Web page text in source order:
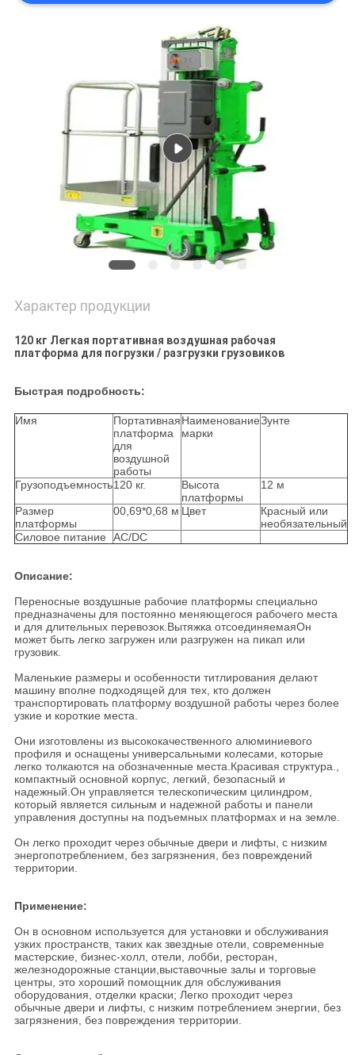
КОНФИДЕНЦИАЛЬНОСТИ
Характер продукции
120 кг Легкая портативная воздушная рабочая
платформа для погрузки / разгрузки грузовиков
Быстрая подробность:
Имя
Портативная
платформа
для
воздушной
работы
Наименование
марки
Зунте
Грузоподъемность120 кг.
Высота
платформы
12 м
Размер
платформы
00,69*0,68 м Цвет
Красный или
необязательный
Силовое питание
AC/DC
Описание:
Переносные воздушные рабочие платформы специально
предназначены для постоянно меняющегося рабочего места
и для длительных перевозок.Вытяжка отсоединяемаяОн
может быть легко загружен или разгружен на пикап или
грузовик.
Маленькие размеры и особенности титлирования делают
машину вполне подходящей для тех, кто должен
транспортировать платформу воздушной работы через более
узкие и короткие места.
Они изготовлены из высококачественного алюминиевого
профиля и оснащены универсальными колесами, которые
легко толкаются на обозначенные места.Красивая структура.,
компактный основной корпус, легкий, безопасный и
надежный.Он управляется телескопическим цилиндром,
который является сильным и надежной работы и панели
управления доступны на подъемных платформах и на земле.
Он легко проходит через обычные двери и лифты, с низким
энергопотреблением, без загрязнения, без повреждений
территории.
Применение:
Он в основном используется для установки и обслуживания
узких пространств, таких как звездные отели, современные
мастерские, бизнес-холл, отели, лобби, ресторан,
железнодорожные станции,выставочные залы и торговые
центры, это хороший помощник для обслуживания
оборудования, отделки краски; Легко проходит через
обычные двери и лифты, с низким потреблением энергии, без
загрязнения, без повреждения территории.